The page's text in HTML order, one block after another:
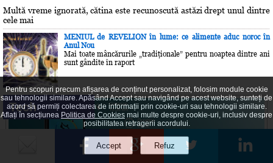
Multă vreme ignorată, cătina este recunoscută astăzi drept unul dintre
cele mai
MENIUL de REVELION în lume: ce alimente aduc noroc în
Anul Nou
Mai toate mâncărurile „tradiţionale” pentru noaptea dintre ani
sunt gândite în raport
Tech
Pentru scopuri precum afișarea de conținut personalizat, folosim module cookie
sau tehnologii similare. Apăsând Accept sau navigând pe acest website, sunteți de
acord să permiți colectarea de informații prin cookie-uri sau tehnologii similare.
Aflați în secțiunea Politica de Cookies mai multe despre cookie-uri, inclusiv despre
posibilitatea retragerii acordului.